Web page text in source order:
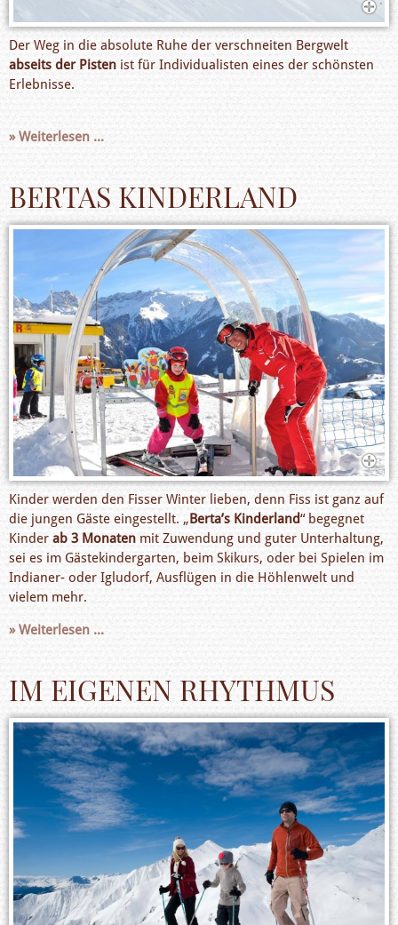
Der Weg in die absolute Ruhe der verschneiten Bergwelt
abseits der Pisten ist für Individualisten eines der schönsten
Erlebnisse.
Weiterlesen ...
BERTAS KINDERLAND
Kinder werden den Fisser Winter lieben, denn Fiss ist ganz auf
die jungen Gäste eingestellt. „Berta’s Kinderland“ begegnet
Kinder ab 3 Monaten mit Zuwendung und guter Unterhaltung,
sei es im Gästekindergarten, beim Skikurs, oder bei Spielen im
Indianer- oder Igludorf, Ausflügen in die Höhlenwelt und
vielem mehr.
Weiterlesen ...
IM EIGENEN RHYTHMUS